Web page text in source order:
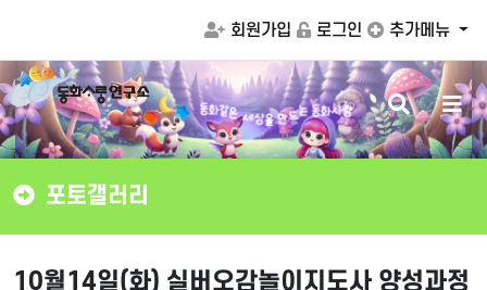
회원가입 로그인 추가메뉴
동화같은 세상을 만드는 동화사랑
검
색
버
튼
메
뉴
버
튼
포토갤러리
10월14일(화) 실버오감놀이지도사 양성과정